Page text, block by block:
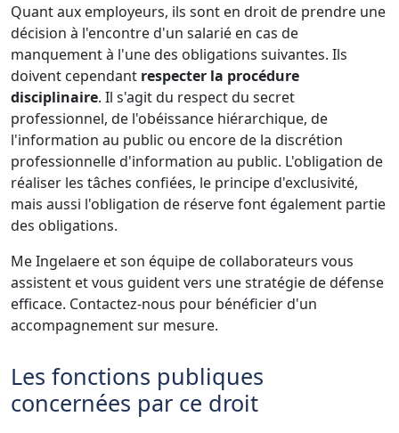
Quant aux employeurs, ils sont en droit de prendre une
décision à l'encontre d'un salarié en cas de
manquement à l'une des obligations suivantes. Ils
doivent cependant respecter la procédure
disciplinaire. Il s'agit du respect du secret
professionnel, de l'obéissance hiérarchique, de
l'information au public ou encore de la discrétion
professionnelle d'information au public. L'obligation de
réaliser les tâches confiées, le principe d'exclusivité,
mais aussi l'obligation de réserve font également partie
des obligations.
Me Ingelaere et son équipe de collaborateurs vous
assistent et vous guident vers une stratégie de défense
efficace. Contactez-nous pour bénéficier d'un
accompagnement sur mesure.
Les fonctions publiques
concernées par ce droit